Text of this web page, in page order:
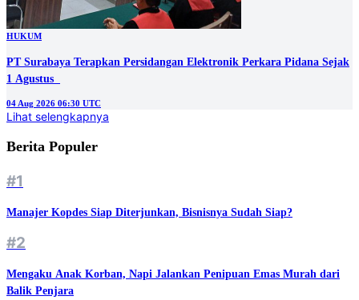
HUKUM
PT Surabaya Terapkan Persidangan Elektronik Perkara Pidana Sejak
1 Agustus
04 Aug 2026 06:30 UTC
Lihat selengkapnya
Berita Populer
#1
Manajer Kopdes Siap Diterjunkan, Bisnisnya Sudah Siap?
#2
Mengaku Anak Korban, Napi Jalankan Penipuan Emas Murah dari
Balik Penjara